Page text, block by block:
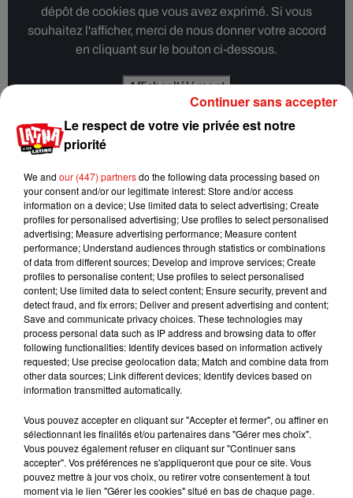
dépôt de cookies que vous avez exprimé. Si vous
souhaitez l'afficher, merci de nous donner votre accord
en cliquant sur le bouton ci-dessous.
Afficher l'élément
Musique
Karol G dévoile la tracklist de son nouvel
album… avec des invités...
5 août 2026
Benny Blanco invite Selena Gomez et
Becky G sur son nouveau single
31 juillet 2026
Escapade à Guadalajara
Le respect de votre vie privée est notre
priorité
We and our (447) partnersdo the following data processing based on
your consent and/or our legitimate interest: Store and/or access
information on a device; Use limited data to select advertising; Create
profiles for personalised advertising; Use profiles to select personalised
advertising; Measure advertising performance; Measure content
performance; Understand audiences through statistics or combinations
of data from different sources; Develop and improve services; Create
profiles to personalise content; Use profiles to select personalised
content; Use limited data to select content; Ensure security, prevent and
detect fraud, and fix errors; Deliver and present advertising and content;
Save and communicate privacy choices. These technologies may
process personal data such as IP address and browsing data to offer
following functionalities: Identify devices based on information actively
requested; Use precise geolocation data; Match and combine data from
other data sources; Link different devices; Identify devices based on
information transmitted automatically.
Vous pouvez accepter en cliquant sur "Accepter et fermer", ou affiner en
sélectionnant les finalités et/ou partenaires dans "Gérer mes choix".
Vous pouvez également refuser en cliquant sur "Continuer sans
accepter". Vos préférences ne s'appliqueront que pour ce site. Vous
pouvez mettre à jour vos choix, ou retirer votre consentement à tout
moment via le lien "Gérer les cookies" situé en bas de chaque page.
Continuer sans accepter